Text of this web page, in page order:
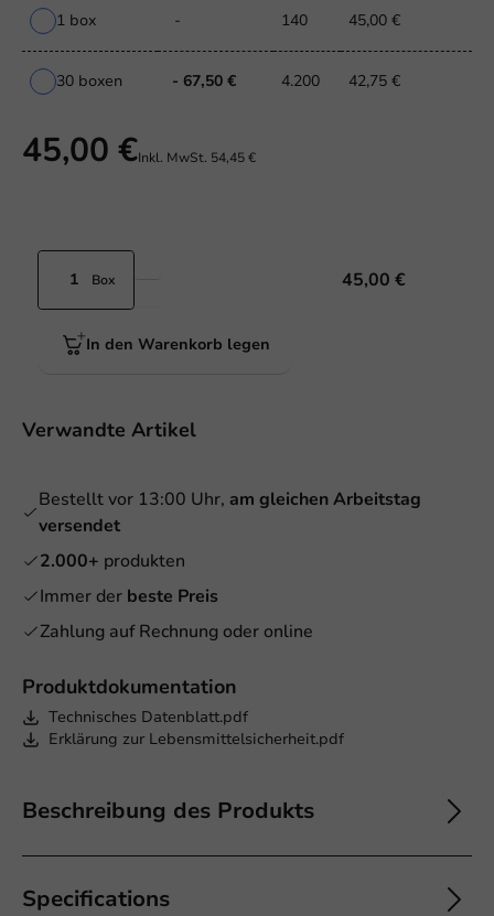
Produktdokumentation
Technisches Datenblatt.pdf
Erklärung zur Lebensmittelsicherheit.pdf
Beschreibung des Produkts
Specifications
1 box - 140 45,00 €
30 boxen - 67,50 € 4.200 42,75 €
45,00 €Inkl. MwSt. 54,45 €
Box 45,00 €
In den Warenkorb legen
Verwandte Artikel
Bestellt vor 13:00 Uhr, am gleichen Arbeitstag
versendet
2.000+ produkten
Immer der beste Preis
Zahlung auf Rechnung oder online